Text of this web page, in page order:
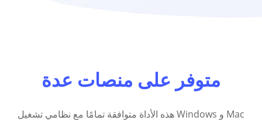
متوفر على منصات عدة
هذه الأداة متوافقة تمامًا مع نظامي تشغيل Windows و Mac